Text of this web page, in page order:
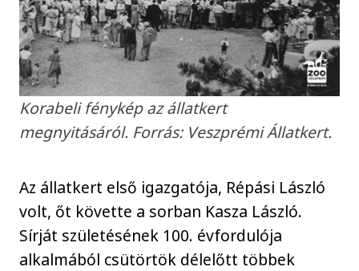
Korabeli fénykép az állatkert
megnyitásáról. Forrás: Veszprémi Állatkert.
Az állatkert első igazgatója, Répási László
volt, őt követte a sorban Kasza László.
Sírját születésének 100. évfordulója
alkalmából csütörtök délelőtt többek